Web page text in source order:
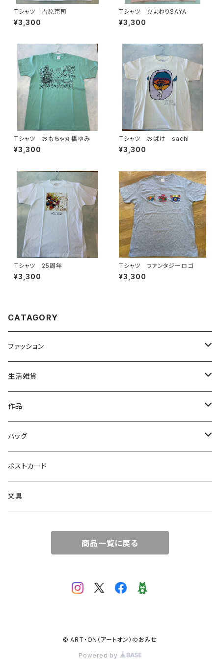
Tシャツ 吉原京司
¥3,300
Tシャツ ひまわりSAYA
¥3,300
Tシャツ おもちゃ丸橋ゆみ
¥3,300
Tシャツ おばけ sachi
¥3,300
Tシャツ 25周年
¥3,300
Tシャツ ファンタジーロゴ
¥3,300
CATAGORY
ファッション
トップス
ファッション雑貨
生活雑貨
文具
作品
読み物
絵画
バッグ
トートバッグ
サコッシュ
ポストカード
文具
商品一覧に戻る
© ART・ON（アートオン）のおみせ
Powered by